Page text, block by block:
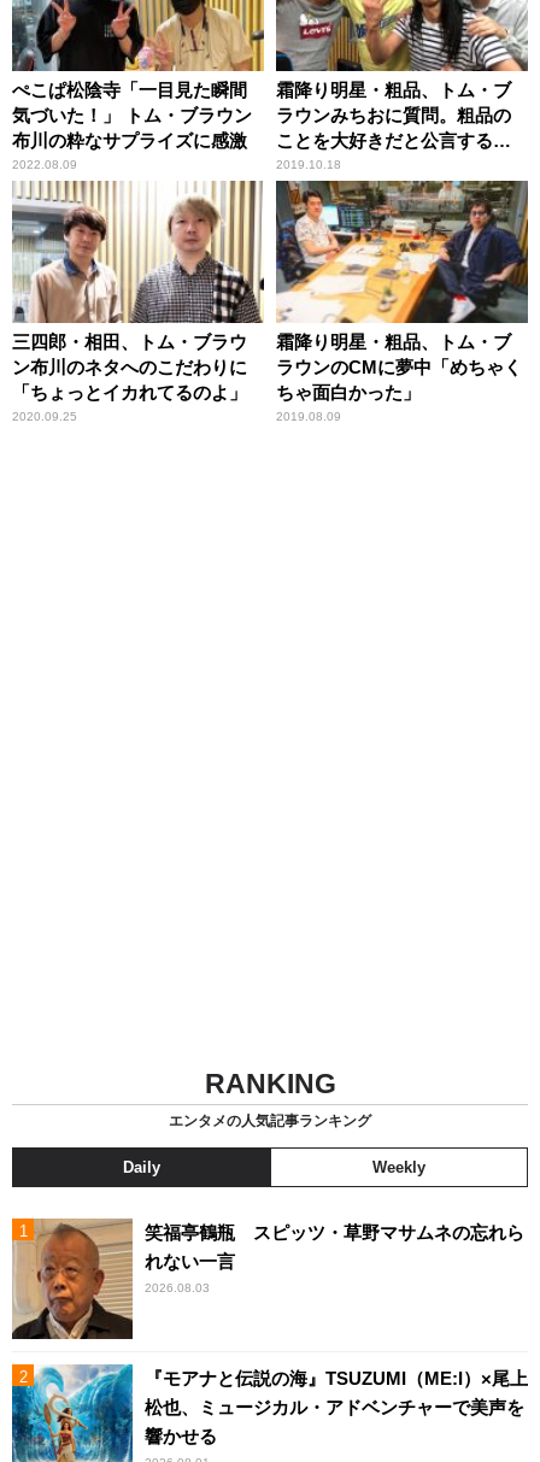
ぺこぱ松陰寺「一目見た瞬間
気づいた！」 トム・ブラウン
布川の粋なサプライズに感激
2022.08.09
霜降り明星・粗品、トム・ブ
ラウンみちおに質問。粗品の
ことを大好きだと公言するそ
の理由…
2019.10.18
三四郎・相田、トム・ブラウ
ン布川のネタへのこだわりに
「ちょっとイカれてるのよ」
2020.09.25
霜降り明星・粗品、トム・ブ
ラウンのCMに夢中「めちゃく
ちゃ面白かった」
2019.08.09
RANKING
エンタメの人気記事ランキング
Daily Weekly
笑福亭鶴瓶 スピッツ・草野マサムネの忘れら
れない一言
2026.08.03
『モアナと伝説の海』TSUZUMI（ME:I）×尾上
松也、ミュージカル・アドベンチャーで美声を
響かせる